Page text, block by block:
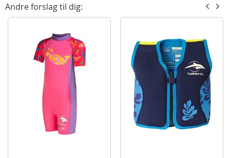
Varmeførende
Beskytter mod solen
Farve: Blå
80% neopren 20% lycra
Alder: 3-4 år
5060150981869
Andre forslag til dig: